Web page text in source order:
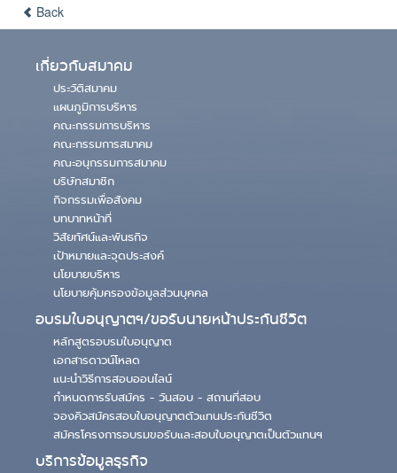
Back
เกี่ยวกับสมาคม
ประวัติสมาคม
แผนภูมิการบริหาร
คณะกรรมการบริหาร
คณะกรรมการสมาคม
คณะอนุกรรมการสมาคม
บริษัทสมาชิก
กิจกรรมเพื่อสังคม
บทบาทหน้าที่
วิสัยทัศน์และพันธกิจ
เป้าหมายและจุดประสงค์
นโยบายบริหาร
นโยบายคุ้มครองข้อมูลส่วนบุคคล
อบรมใบอนุญาตฯ/ขอรับนายหน้าประกันชีวิต
หลักสูตรอบรมใบอนุญาต
เอกสารดาวน์โหลด
แนะนำวิธีการสอบออนไลน์
กำหนดการรับสมัคร - วันสอบ - สถานที่สอบ
จองคิวสมัครสอบใบอนุญาตตัวแทนประกันชีวิต
สมัครโครงการอบรมขอรับและสอบใบอนุญาตเป็นตัวแทนฯ
บริการข้อมูลธุรกิจ